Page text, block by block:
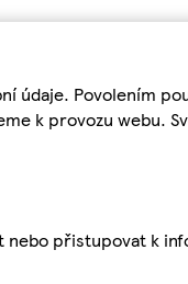
údaje. Povolením
k provozu webu.
přistupovat k